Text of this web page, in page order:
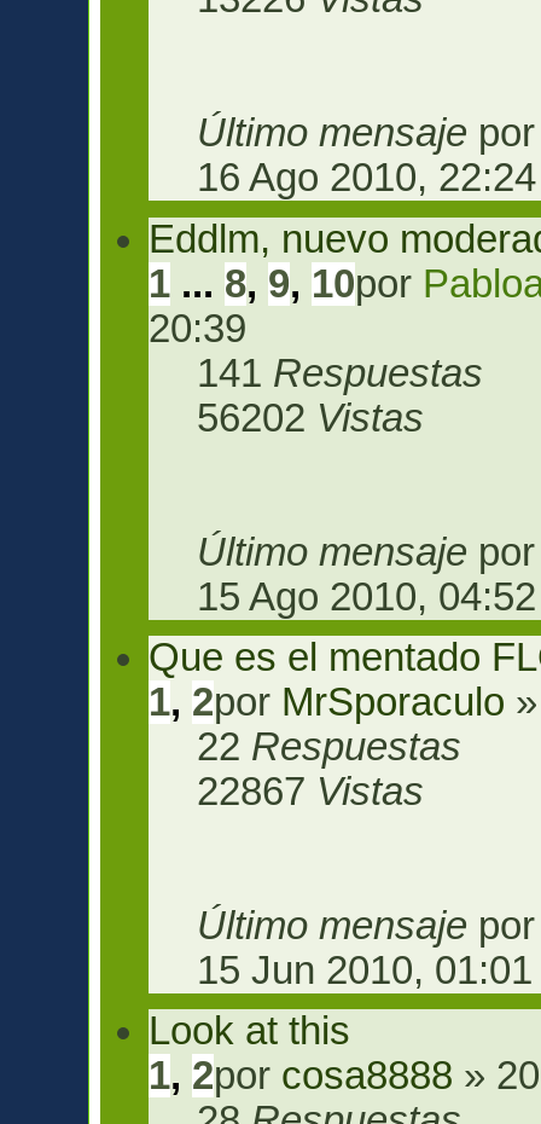
Último mensaje
16 Ago 2010, 22:24
Eddlm, nuevo
1 ... 8, 9, 10por
20:39
141 Respuestas
56202 Vistas
Último mensaje
15 Ago 2010, 04:52
Que es el mentado
1, 2por MrSporaculo
22 Respuestas
22867 Vistas
Último mensaje
15 Jun 2010, 01:01
Look at this
1, 2por cosa8888 »